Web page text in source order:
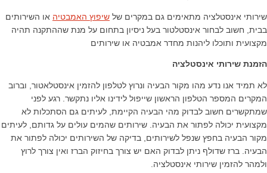
שירותי אינסטלציה מתאימים גם במקרים של שיפוץ האמבטיה או השירותים
בבית, חשוב לבחור אינסטלטור בעל ניסיון בתחום על מנת שההתקנה תהיה
מקצועית ותוכלו ליהנות מחדר אמבטיה או שירותים
הזמנת שירותי אינסטלציה
לא תמיד אנו נדע מהו מקור הבעיה ונרוץ לטלפון להזמין אינסטלאטור, וברוב
המקרים המספר הטלפון הראשון שייפול לידינו אליו נתקשר. רגע לפני
שמתקשרים חשוב לבדוק מהי הבעיה הקיימת, לעיתים גם הסתכלות לא
מקצועית יכולה לפתור את הבעיה. שירותים שהמים עולים על גדותם, לעיתים
מקור הבעיה בחפץ שנפל לשירותים, בדיקה של השירותים יכולה לפתור את
הבעיה. ברז שדולף ניתן לבדוק האם יש צורך בחיזוק הברז ואין צורך לרוץ
ולמהר להזמין שירותי אינסטלציה.